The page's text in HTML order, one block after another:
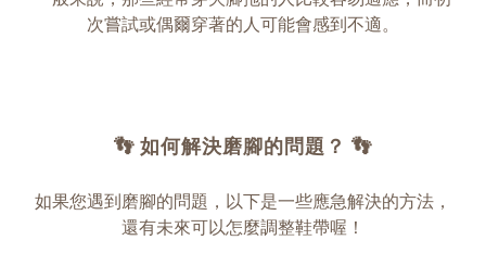
次嘗試或偶爾穿著的人可能會感到不適。
👣 如何解決磨腳的問題？ 👣
如果您遇到磨腳的問題，以下是一些應急解決的方法，
還有未來可以怎麼調整鞋帶喔！